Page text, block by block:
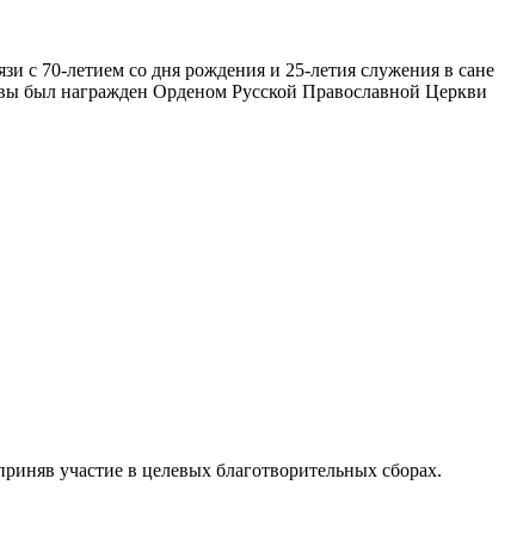
с 70-летием со дня рождения и 25-летия служения в сане
был награжден Орденом Русской Православной Церкви
участие в целевых благотворительных сборах.